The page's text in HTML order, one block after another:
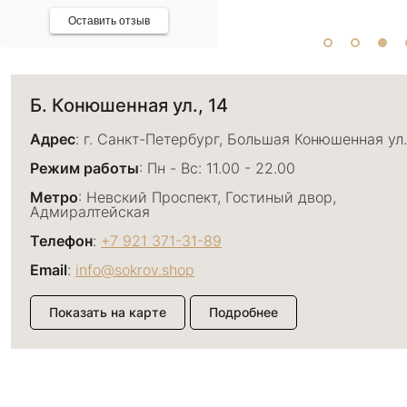
Оставить отзыв
Б. Конюшенная ул., 14
Адрес: г. Санкт-Петербург, Большая Конюшенная
Режим работы: Пн - Вс: 11.00 - 22.00
Метро: Невский Проспект, Гостиный двор,
Адмиралтейская
Телефон: +7 921 371-31-89
Email: info@sokrov.shop
Показать на карте Подробнее